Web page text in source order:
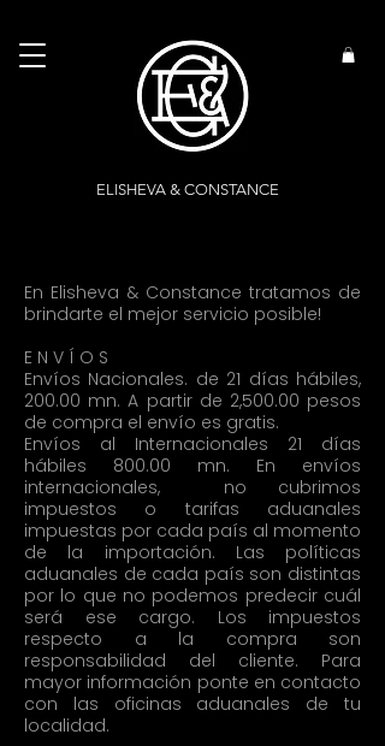
ELISHEVA & CONSTANCE
En Elisheva & Constance tratamos de
brindarte el mejor servicio posible!
E N V Í O S
Envíos Nacionales. de 21 días hábiles,
200.00 mn. A partir de 2,500.00 pesos
de compra el envío es gratis.
Envíos al Internacionales 21 días
hábiles 800.00 mn. En envíos
internacionales, no cubrimos
impuestos o tarifas aduanales
impuestas por cada país al momento
de la importación. Las políticas
aduanales de cada país son distintas
por lo que no podemos predecir cuál
será ese cargo. Los impuestos
respecto a la compra son
responsabilidad del cliente. Para
mayor información ponte en contacto
con las oficinas aduanales de tu
localidad.